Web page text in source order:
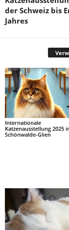
der Schweiz bis
Jahres
Internationale
Katzenausstellung 2025
Schönwalde-Glien